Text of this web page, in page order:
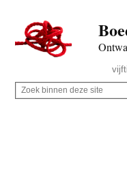
naar
de
inhoud
secondary
naar
de
sidebar
naar
de
Rechts
Z
Z